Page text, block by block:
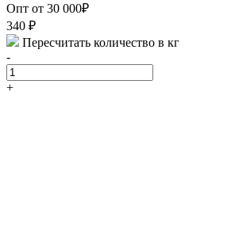
Опт от 30 000₽
340 ₽
Пересчитать количество в кг
-
+